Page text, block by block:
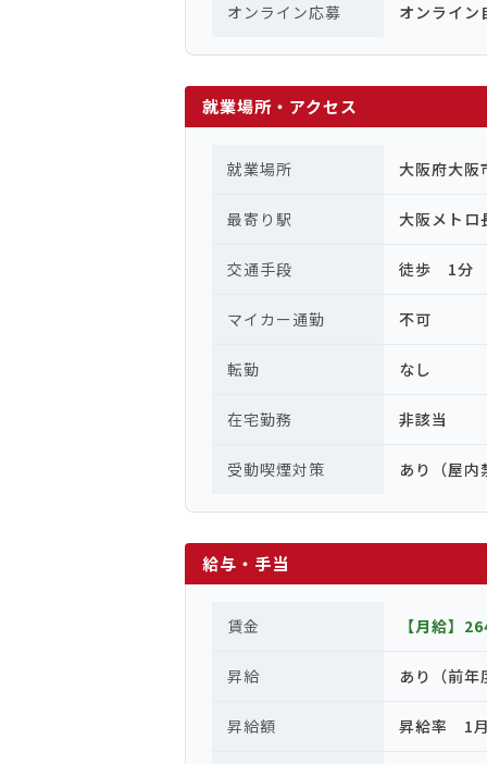
オンライン応募 オンライン
就業場所・アクセス
就業場所 大阪府大阪
最寄り駅 大阪メト
交通手段 徒歩 1分
マイカー通勤 不可
転勤 なし
在宅勤務 非該当
受動喫煙対策 あり（屋内
給与・手当
賃金 【月給】
昇給 あり（前
昇給額 昇給率 1月